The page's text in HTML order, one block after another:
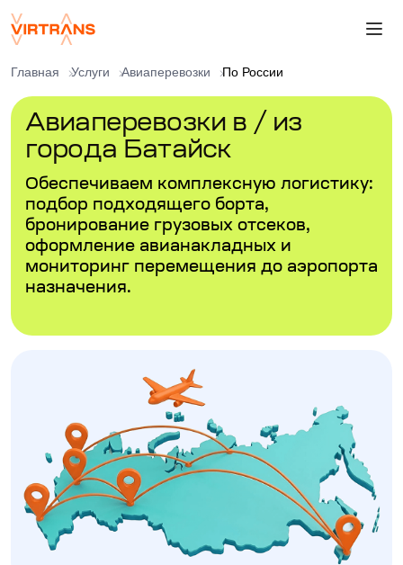
Главная Услуги Авиаперевозки По России
Авиаперевозки в / из
города Батайск
Обеспечиваем комплексную логистику:
подбор подходящего борта,
бронирование грузовых отсеков,
оформление авианакладных и
мониторинг перемещения до аэропорта
назначения.